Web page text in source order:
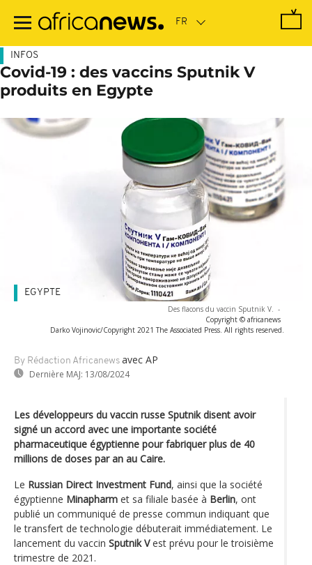
contenu
INFOS
Covid-19 : des vaccins Sputnik V
produits en Egypte
Des flacons du vaccin Sputnik V. -
Copyright © africanews
Darko Vojinovic/Copyright 2021 The Associated Press. All rights reserved.
By Rédaction Africanews avec AP
Dernière MAJ: 13/08/2024
EGYPTE
Les développeurs du vaccin russe Sputnik disent avoir
signé un accord avec une importante société
pharmaceutique égyptienne pour fabriquer plus de 40
millions de doses par an au Caire.
Le Russian Direct Investment Fund, ainsi que la société
égyptienne Minapharm et sa filiale basée à Berlin, ont
publié un communiqué de presse commun indiquant que
le transfert de technologie débuterait immédiatement. Le
lancement du vaccin Sputnik Vest prévu pour le troisième
trimestre de 2021.